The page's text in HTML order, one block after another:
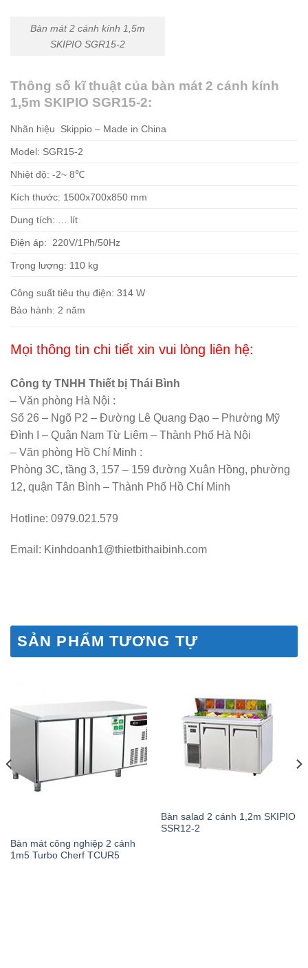
Bàn mát 2 cánh kính 1,5m
SKIPIO SGR15-2
Thông số kĩ thuật của bàn mát 2 cánh kính
1,5m SKIPIO SGR15-2:
Nhãn hiệu Skippio – Made in China
Model: SGR15-2
Nhiệt độ: -2~ 8℃
Kích thước: 1500x700x850 mm
Dung tích: … lít
Điện áp: 220V/1Ph/50Hz
Trọng lượng: 110 kg
Công suất tiêu thụ điện: 314 W
Bảo hành: 2 năm
Mọi thông tin chi tiết xin vui lòng liên hệ:
Công ty TNHH Thiết bị Thái Bình
– Văn phòng Hà Nội :
Số 26 – Ngõ P2 – Đường Lê Quang Đạo – Phường Mỹ
Đình I – Quận Nam Từ Liêm – Thành Phố Hà Nội
– Văn phòng Hồ Chí Minh :
Phòng 3C, tầng 3, 157 – 159 đường Xuân Hồng, phường
12, quận Tân Bình – Thành Phố Hồ Chí Minh
Hotline: 0979.021.579
Email: Kinhdoanh1@thietbithaibinh.com
SẢN PHẨM TƯƠNG TỰ
Bàn mát công nghiệp 2 cánh
1m5 Turbo Cherf TCUR5
Bàn salad 2 cánh 1,2m SKIPIO
SSR12-2